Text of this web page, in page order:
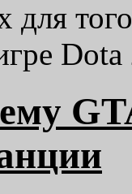
для